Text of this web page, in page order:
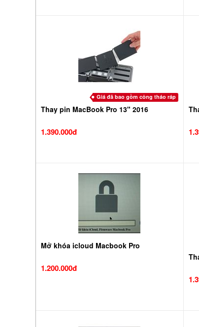
Giá đã bao gồm công tháo ráp
Thay pin MacBook Pro 13" 2016
1.390.000đ
Mở khóa icloud Macbook Pro
1.200.000đ